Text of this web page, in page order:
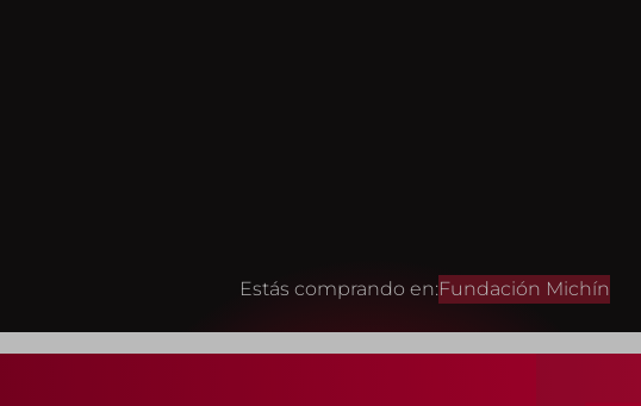
Estás comprando en:Fundación Michín